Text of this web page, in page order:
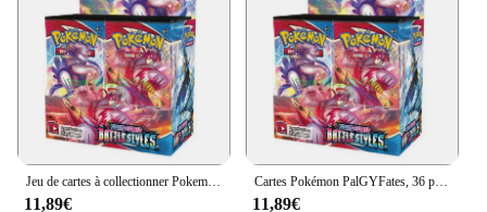
Parts and Accessories: Comes with a variety of
tactile elements for interactive play
Applicable People: Ideal for individuals with visual
impairments
Features:
**Engaging Sensory Play for All**
The Pokemon Destinée Paldea set is not just a toy;
it's a gateway to a world of tactile exploration and
sensory development. Designed specifically for
Jeu de cartes à collectionner Pokemon Sto.org, couronne obsidienne, flammes, paradoxe, Rift Paldea, Evolved Lost Origin, Evolutions, Booster Collecting
11,89€
Cartes Pokémon PalGYFates, 36 paquets de boosters, affichage scellé en usine
11,89€